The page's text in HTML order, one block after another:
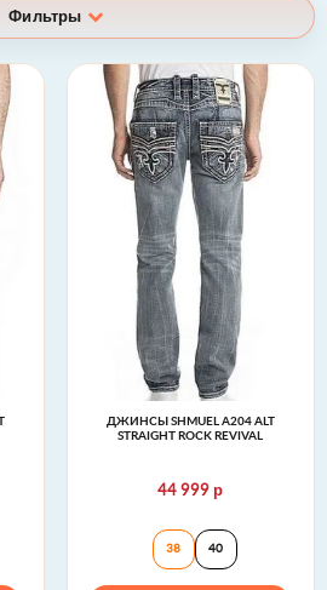
Фильтры
A200 ALT STRAIGHT Rock Revival
ДЖИНСЫ SHMUEL A204 ALT
STRAIGHT ROCK REVIVAL
44 999р
Джинсы
38 40